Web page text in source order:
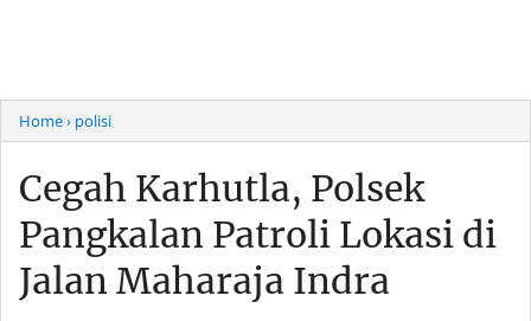
Home› polisi
Cegah Karhutla, Polsek
Pangkalan Patroli Lokasi di
Jalan Maharaja Indra